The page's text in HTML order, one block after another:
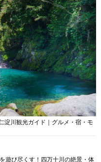
淀川観光ガイド｜グルメ・宿・モ
遊び尽くす！四万十川の絶景・体